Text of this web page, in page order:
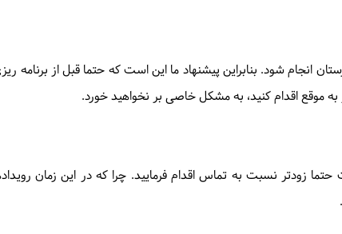
کاری قبل از تاریخ سفر به قرقیزستان انجام شود. بنابراین پیشنهاد ما این است که حتما
به موقع اقدام کنید، به مشکل خاصی بر نخواهید خورد.
زودتر نسبت به تماس اقدام فرمایید. چرا که در این زمان